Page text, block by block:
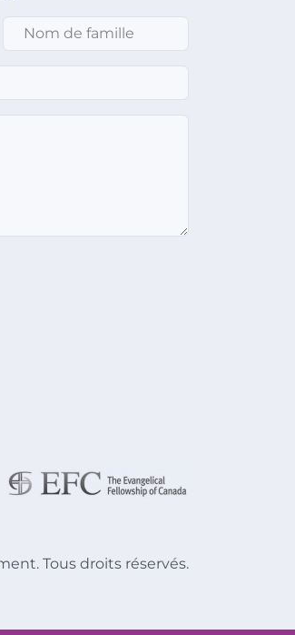
Nom de famille
Tous droits réservés.